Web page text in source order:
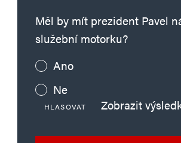
Měl by mít prezident Pavel
služební motorku?
Ano
Ne
HLASOVAT Zobrazit